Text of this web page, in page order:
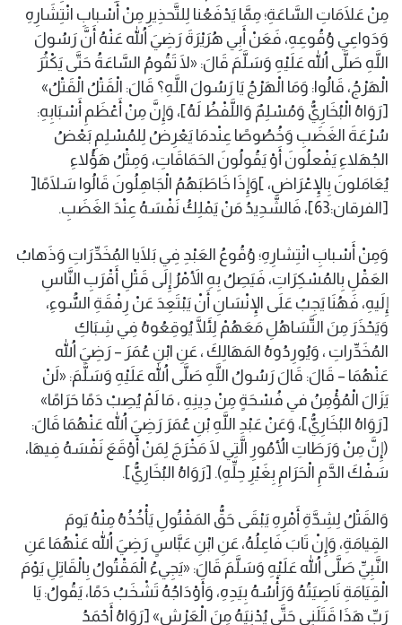
مِنْ عَلَامَاتِ السَّاعَةِ؛ مِمَّا يَدْفَعُنا لِلتَّحذِيرِ مِنْ أَسْبابِ انْتِشَارِهِ
وَدَواعِي وُقُوعِهِ، فَعَنْ أَبِي هُرَيْرَةَ رَضِيَ اللهُ عَنْهُ أَنَّ رَسُولَ
اللَّهِ صَلَّى اللهُ عَلَيْهِ وَسَلَّمَ قَالَ: «لَا تَقُومُ السَّاعَةُ حَتَّى يَكْثُرَ
الْهَرْجُ، قَالُوا: وَمَا الْهَرْجُ يَا رَسُولَ اللَّهِ؟ قَالَ: الْقَتْلُ الْقَتْلُ»
[رَوَاهُ الْبُخَارِيُّ وَمُسْلِمٌ وَاللَّفْظُ لَهُ]، وَإِنَّ مِنْ أَعْظَمِ أَسْبَابِهِ:
سُرْعَةَ الغَضَبِ وَخُصُوصًا عِنْدمَا يَعْرِضُ لِلمُسْلِمِ بَعْضُ
الجُهَلاءِ يَفْعلُونَ أَوْ يَقُولُونَ الحَمَاقَاتِ، وَمِثْلُ هَؤُلاءِ
يُعَامَلونَ بِالإِعْرَاضِ، ]وَإِذَا خَاطَبَهُمُ الْجَاهِلُونَ قَالُوا سَلَامًا[
[الفرقان:63]، فَالشَّدِيدُ مَنْ يَمْلِكُ نَفْسَهُ عِنْدَ الغَضَبِ.
وَمِنْ أَسْبابِ انْتِشارِهِ؛ وُقُوعُ العَبْدِ فِي بَلَايا المُخَدِّرَاتِ وَذَهابُ
العَقْلِ بِالمُسْكِرَاتِ، فَيَصِلُ بِهِ الأَمْرُ إِلَى قَتْلِ أَقْرَبِ النَّاسِ
إِلَيهِ، فَهُنَا يَجِبُ عَلَى الإِنْسَانِ أَنْ يَبْتَعِدَ عَنْ رِفْقَةِ السُّوءِ،
وَيَحْذَرَ مِنَ التَّسَاهُلِ مَعَهُمْ لِئَلَّا يُوقِعُوهُ فِي شِبَاكِ
المُخَدِّراتِ ، وَيُورِدُوهُ المَهَالِكَ ، عَنِ ابْنِ عُمَرَ – رَضِيَ اللهُ
عَنْهُمَا – قَالَ: قَالَ رَسُولُ اللَّهِ صَلَّى اللهُ عَلَيْهِ وَسَلَّمَ: «لَنْ
يَزَالَ الْمُؤْمِنُ في فُسْحَةٍ مِنْ دِينِهِ ، مَا لَمْ يُصِبْ دَمًا حَرَامًا»
[رَوَاهُ البُخَارِيُّ]، وَعَنْ عَبْدِ اللَّهِ بْنِ عُمَرَ رَضِيَ اللهُ عَنْهُمَا قَالَ:
(إِنَّ مِنْ وَرَطَاتِ الأُمُورِ الَّتِي لَا مَخْرَجَ لِمَنْ أَوْقَعَ نَفْسَهُ فِيهَا،
سَفْكَ الدَّمِ الْحَرَامِ بِغَيْرِ حِلِّهِ). [رَوَاهُ البُخَارِيُّ].
وَالقَتْلُ لِشِدَّةِ أَمْرِهِ يَبْقَى حَقُّ المَقْتُولِ يَأْخُذُهُ مِنْهُ يَومَ
القِيامَةِ، وَإِنْ تَابَ فَاعِلُهُ، عَنِ ابْنِ عَبَّاسٍ رَضِيَ اللهُ عَنْهُمَا عَنِ
النَّبِيِّ صَلَّى اللهُ عَلَيْهِ وَسَلَّمَ قَالَ: «يَجِيءُ الْمَقْتُولُ بِالْقَاتِلِ يَوْمَ
الْقِيَامَةِ نَاصِيَتُهُ وَرَأْسُهُ بِيَدِهِ، وَأَوْدَاجُهُ تَشْخَبُ دَمًا، يَقُولُ: يَا
رَبِّ هَذَا قَتَلَنِي حَتَّى يُدْنِيَهُ مِنَ الْعَرْشِ» [رَوَاهُ أَحْمَدُ